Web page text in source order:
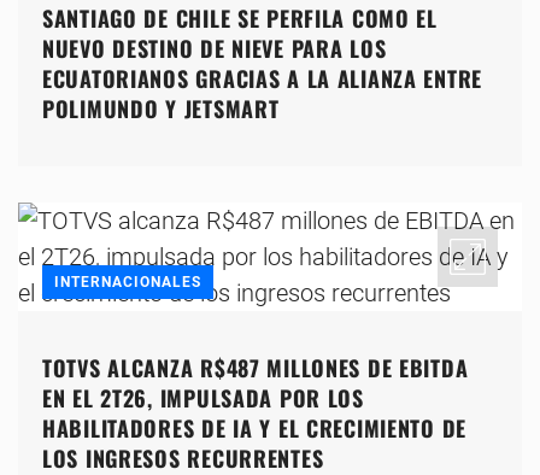
SANTIAGO DE CHILE SE PERFILA COMO EL
NUEVO DESTINO DE NIEVE PARA LOS
ECUATORIANOS GRACIAS A LA ALIANZA ENTRE
POLIMUNDO Y JETSMART
INTERNACIONALES
TOTVS ALCANZA R$487 MILLONES DE EBITDA
EN EL 2T26, IMPULSADA POR LOS
HABILITADORES DE IA Y EL CRECIMIENTO DE
LOS INGRESOS RECURRENTES